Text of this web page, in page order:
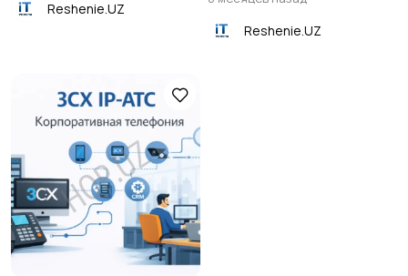
комплектующих
Другое
Reshenie.UZ
Reshenie.UZ